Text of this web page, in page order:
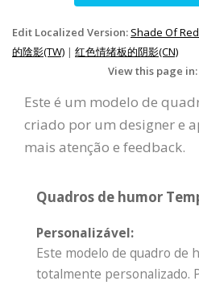
Edit Localized Version: Shade Of
的陰影(TW) | 红色情绪板的阴影(CN)
View this page in:
Este é um modelo de
criado por um designer e
mais atenção e feedback.
Quadros de humor
Personalizável:
Este modelo de quadro de
totalmente personalizado.